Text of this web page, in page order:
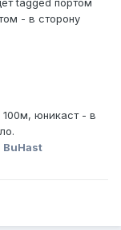
tagged портом
- в сторону
юникаст - в
BuHast